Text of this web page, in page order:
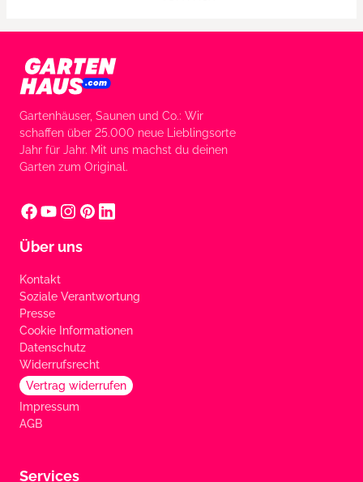
Gartenhäuser, Saunen und Co.: Wir
schaffen über 25.000 neue Lieblingsorte
Jahr für Jahr. Mit uns machst du deinen
Garten zum Original.
Über uns
Kontakt
Soziale Verantwortung
Presse
Cookie Informationen
Datenschutz
Widerrufsrecht
Vertrag widerrufen
Impressum
AGB
Services